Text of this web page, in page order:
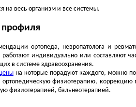
на весь организм и все системы.
профиля
ортопеда, невропатолога и
индивидуально или составляют
в системе здравоохранения.
на которые порадуют каждого, можно
физиотерапию,
физиотерапией, бальнеотерапией.